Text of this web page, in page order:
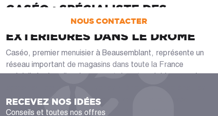
CASÉO : SPÉCIALISTE DES
MENUISERIES INTÉRIEURES ET
EXTÉRIEURES DANS LE DRÔME
Caséo, premier menuisier à Beausemblant, représente un
réseau important de magasins dans toute la France
spécialisés dans l'aménagement de votre résidence mais
Fort de son expérience et de son savoir-faire, Caséo
collabore avec les meilleurs experts et artisans de
NOUS CONTACTER
RECEVEZ NOS IDÉES
Conseils et toutes nos offres